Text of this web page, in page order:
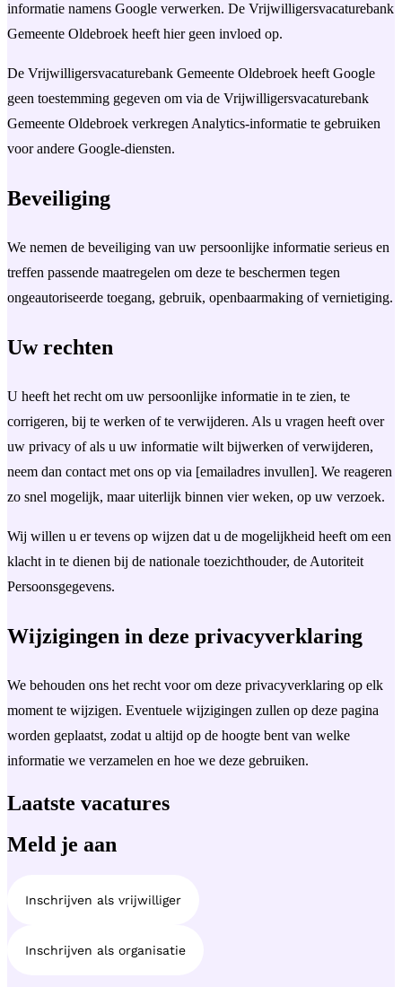
informatie namens Google verwerken. De Vrijwilligersvacaturebank
Gemeente Oldebroek heeft hier geen invloed op.
De Vrijwilligersvacaturebank Gemeente Oldebroek heeft Google
geen toestemming gegeven om via de Vrijwilligersvacaturebank
Gemeente Oldebroek verkregen Analytics-informatie te gebruiken
voor andere Google-diensten.
Beveiliging
We nemen de beveiliging van uw persoonlijke informatie serieus en
treffen passende maatregelen om deze te beschermen tegen
ongeautoriseerde toegang, gebruik, openbaarmaking of vernietiging.
Uw rechten
U heeft het recht om uw persoonlijke informatie in te zien, te
corrigeren, bij te werken of te verwijderen. Als u vragen heeft over
uw privacy of als u uw informatie wilt bijwerken of verwijderen,
neem dan contact met ons op via [emailadres invullen]. We reageren
zo snel mogelijk, maar uiterlijk binnen vier weken, op uw verzoek.
Wij willen u er tevens op wijzen dat u de mogelijkheid heeft om een
klacht in te dienen bij de nationale toezichthouder, de Autoriteit
Persoonsgegevens.
Wijzigingen in deze privacyverklaring
We behouden ons het recht voor om deze privacyverklaring op elk
moment te wijzigen. Eventuele wijzigingen zullen op deze pagina
worden geplaatst, zodat u altijd op de hoogte bent van welke
informatie we verzamelen en hoe we deze gebruiken.
Laatste vacatures
Meld je aan
Inschrijven als vrijwilliger
Inschrijven als organisatie